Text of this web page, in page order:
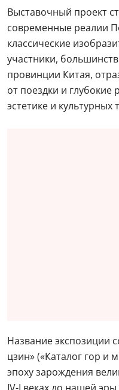
Выставочный проект
современные реалии
классические
участники,
провинции Китая,
от поездки и
эстетике и культурных
Название экспозиции
цзин» («Каталог гор и
эпоху зарождения